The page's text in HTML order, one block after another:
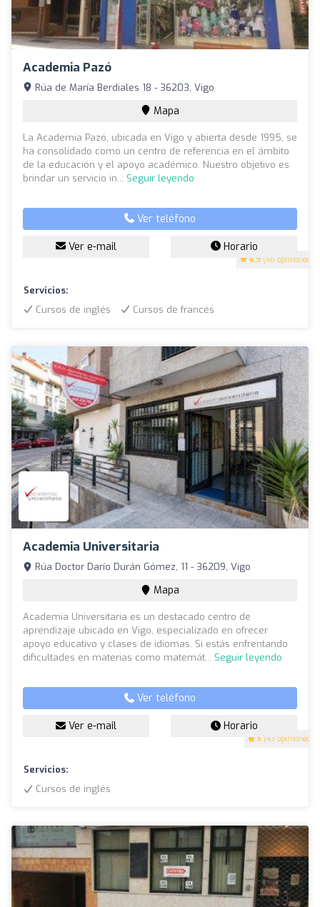
Academia Pazó
4.9 (46 opiniones)
Rúa de María Berdiales 18 - 36203, Vigo
Mapa
La Academia Pazó, ubicada en Vigo y abierta desde 1995, se
ha consolidado como un centro de referencia en el ámbito
de la educación y el apoyo académico. Nuestro objetivo es
brindar un servicio in... Seguir leyendo
Ver teléfono
Ver e-mail Horario
Servicios:
Cursos de inglés
Cursos de francés
Academia Universitaria
5 (43 opiniones)
Rúa Doctor Darío Durán Gómez, 11 - 36209, Vigo
Mapa
Academia Universitaria es un destacado centro de
aprendizaje ubicado en Vigo, especializado en ofrecer
apoyo educativo y clases de idiomas. Si estás enfrentando
dificultades en materias como matemát... Seguir leyendo
Ver teléfono
Ver e-mail Horario
Servicios:
Cursos de inglés